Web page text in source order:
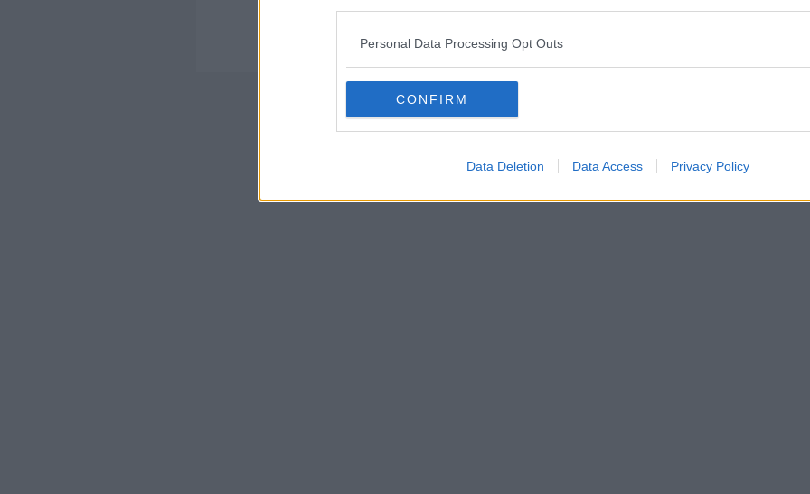
Personal Data Processing Opt Outs
CONFIRM
Data Deletion Data Access Privacy Policy
Der er ikke tilføjet nogen kommentar til denne opskrift endnu